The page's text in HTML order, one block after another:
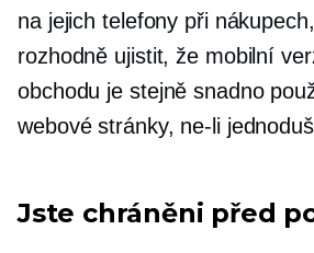
na jejich telefony při
rozhodně ujistit, že mobilní
obchodu je stejně snadno
webové stránky, ne-li
Jste chráněni před